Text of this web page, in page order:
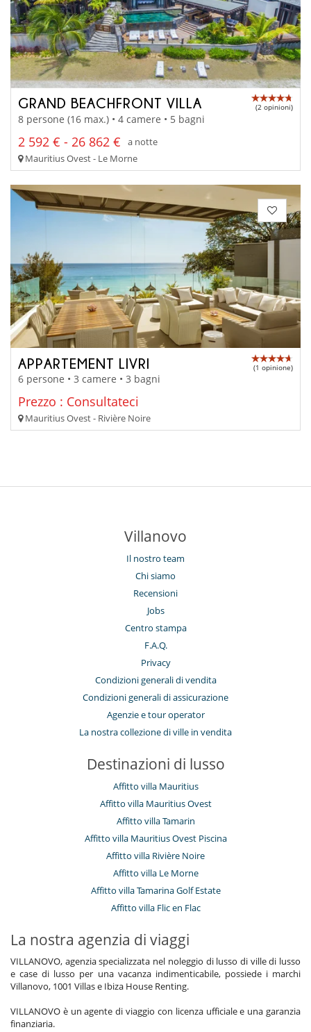
GRAND BEACHFRONT VILLA (2 opinioni)
8 persone (16 max.) • 4 camere • 5 bagni
2 592 € - 26 862 €
a notte
Mauritius Ovest - Le Morne
APPARTEMENT LIVRI (1 opinione)
6 persone • 3 camere • 3 bagni
Prezzo : Consultateci
Mauritius Ovest - Rivière Noire
Villanovo
Il nostro team
Chi siamo
Recensioni
Jobs
Centro stampa
F.A.Q.
Privacy
Condizioni generali di vendita
Condizioni generali di assicurazione
Agenzie e tour operator
La nostra collezione di ville in vendita
Destinazioni di lusso
Affitto villa Mauritius
Affitto villa Mauritius Ovest
Affitto villa Tamarin
Affitto villa Mauritius Ovest Piscina
Affitto villa Rivière Noire
Affitto villa Le Morne
Affitto villa Tamarina Golf Estate
Affitto villa Flic en Flac
La nostra agenzia di viaggi
VILLANOVO, agenzia specializzata nel noleggio di lusso di ville di lusso
e case di lusso per una vacanza indimenticabile, possiede i marchi
Villanovo, 1001 Villas e Ibiza House Renting.
VILLANOVO è un agente di viaggio con licenza ufficiale e una garanzia
finanziaria.